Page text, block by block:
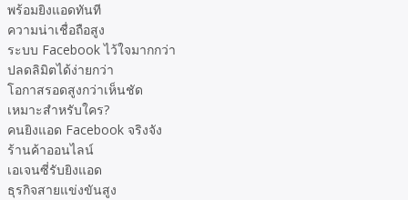
พร้อมยิงแอดทันที
ความน่าเชื่อถือสูง
ระบบ Facebook ไว้ใจมากกว่า
ปลดลิมิตได้ง่ายกว่า
โอกาสรอดสูงกว่าเห็นชัด
เหมาะสำหรับใคร?
คนยิงแอด Facebook จริงจัง
ร้านค้าออนไลน์
เอเจนซี่รับยิงแอด
ธุรกิจสายแข่งขันสูง